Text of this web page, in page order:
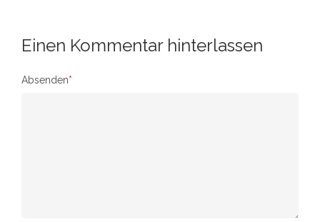
Einen Kommentar hinterlassen
Absenden*